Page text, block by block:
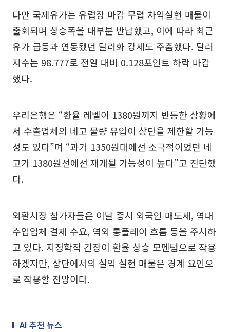
다만 국제유가는 유럽장 마감 무렵 차익실현 매물이
출회되며 상승폭을 대부분 반납했고, 이에 따라 최근
유가 급등과 연동됐던 달러화 강세도 주춤했다. 달러
지수는 98.777로 전일 대비 0.128포인트 하락 마감
했다.
우리은행은 “환율 레벨이 1380원까지 반등한 상황에
서 수출업체의 네고 물량 유입이 상단을 제한할 가능
성도 있다”며 “과거 1350원대에선 소극적이었던 네
고가 1380원선에선 재개될 가능성이 높다”고 진단했
다.
외환시장 참가자들은 이날 증시 외국인 매도세, 역내
수입업체 결제 수요, 역외 롱플레이 흐름 등을 주시하
고 있다. 지정학적 긴장이 환율 상승 모멘텀으로 작용
하겠지만, 상단에서의 실익 실현 매물은 경계 요인으
로 작용할 전망이다.
AI 추천 뉴스